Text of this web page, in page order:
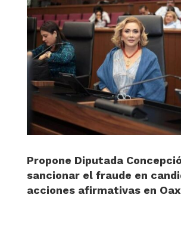
Propone Diputada
sancionar el fraude en
acciones afirmativas en